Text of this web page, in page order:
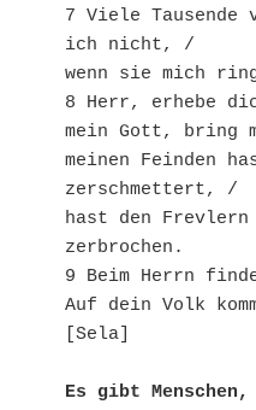
7 Viele Tausende
ich nicht, /
wenn sie mich
8 Herr, erhebe
mein Gott, bring
meinen Feinden
zerschmettert, /
hast den Frevlern
zerbrochen.
9 Beim Herrn
Auf dein Volk
[Sela]
Es gibt